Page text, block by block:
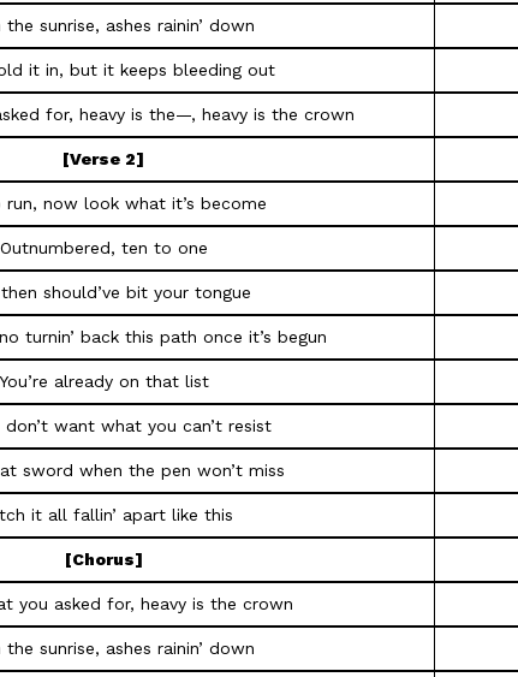
the sunrise, ashes rainin’ down
it in, but it keeps bleeding out
for, heavy is the—, heavy is the crown
[Verse 2]
run, now look what it’s become
Outnumbered, ten to one
should’ve bit your tongue
no turnin’ back this path once it’s begun
You’re already on that list
don’t want what you can’t resist
sword when the pen won’t miss
it all fallin’ apart like this
[Chorus]
you asked for, heavy is the crown
the sunrise, ashes rainin’ down